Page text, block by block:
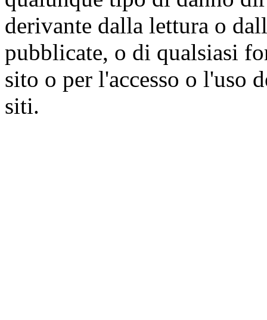
derivante dalla lettura o
pubblicate, o di qualsiasi
sito o per l'accesso o l'uso
siti.